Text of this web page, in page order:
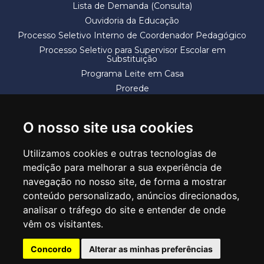
O nosso site usa cookies
Utilizamos cookies e outras tecnologias de
medição para melhorar a sua experiência de
navegação no nosso site, de forma a mostrar
conteúdo personalizado, anúncios direcionados,
analisar o tráfego do site e entender de onde
vêm os visitantes.
Concordo Alterar as minhas preferências
Lista de Demanda (Consulta)
Ouvidoria da Educação
Processo Seletivo Interno de Coordenador Pedagógico
Processo Seletivo para Supervisor Escolar em
Substituição
Programa Leite em Casa
Prorede
SECRETARIA DE EDUCAÇÃO
Rua Claudino Barbosa, 313 - Macedo - Guarulhos/SP CEP 07113-040
Central de Atendimento: *55 11 2475-7300